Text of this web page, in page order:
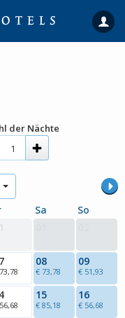
der Nächte
Sa
So
08
€ 73,78
09
€ 51,93
15
€ 85,18
16
€ 56,68